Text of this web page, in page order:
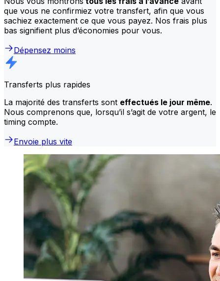
que vous ne confirmiez votre transfert, afin que vous
sachiez exactement ce que vous payez. Nos frais plus
bas signifient plus d’économies pour vous.
Dépensez moins
Transferts plus rapides
La majorité des transferts sont effectués le jour même.
Nous comprenons que, lorsqu’il s’agit de votre argent, le
timing compte.
Envoie plus vite